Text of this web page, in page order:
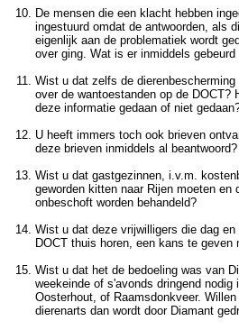
De mensen die een klacht hebben
ingestuurd omdat de antwoorden, als
eigenlijk aan de problematiek wordt
over ging. Wat is er inmiddels
Wist u dat zelfs de
over de wantoestanden op de
deze informatie gedaan of niet
U heeft immers toch ook brieven
deze brieven inmiddels al beantwoord?
Wist u dat gastgezinnen, i.v.m.
geworden kitten naar Rijen moeten en
onbeschoft worden behandeld?
Wist u dat deze vrijwilligers die dag
DOCT thuis horen, een kans te
Wist u dat het de bedoeling was van
weekeinde of s'avonds dringend
Oosterhout, of Raamsdonkveer.
dierenarts dan wordt door Diamant